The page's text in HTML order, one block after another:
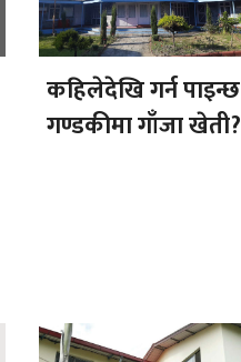
कहिलेदेखि गर्न पाइन्छ
गण्डकीमा गाँजा खेती?